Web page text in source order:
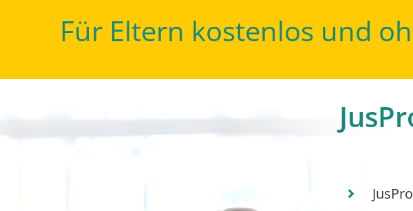
Für Eltern kostenlos und